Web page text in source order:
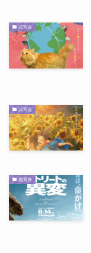
試写会
試写会
鑑賞券